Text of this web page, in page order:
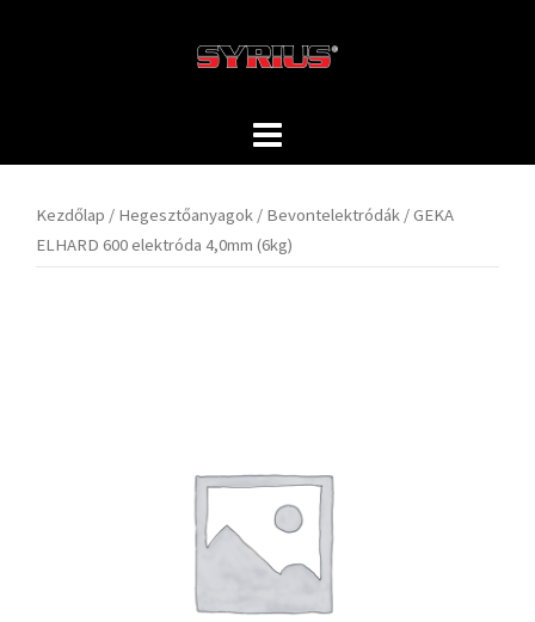
Kezdőlap / Hegesztőanyagok / Bevontelektródák / GEKA
ELHARD 600 elektróda 4,0mm (6kg)